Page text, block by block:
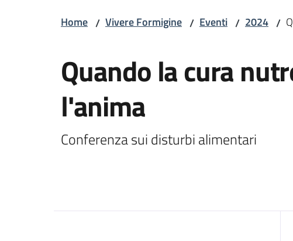
Home / Vivere Formigine / Eventi / 2024 /
Quando la cura
l'anima
Conferenza sui disturbi alimentari